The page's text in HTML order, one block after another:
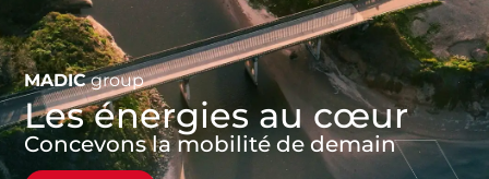
MADIC group
Les énergies au cœur
Concevons la mobilité de demain